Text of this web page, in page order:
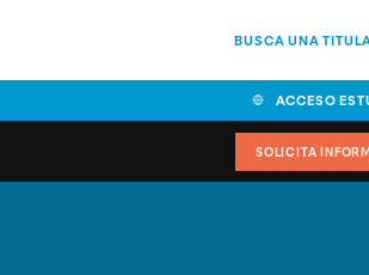
BUSCA UNA
ACCESO
SOLICITA